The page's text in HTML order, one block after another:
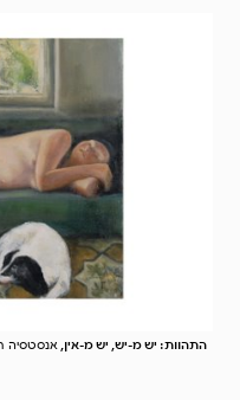
התהוות: יש מ-יש, יש מ-אין,